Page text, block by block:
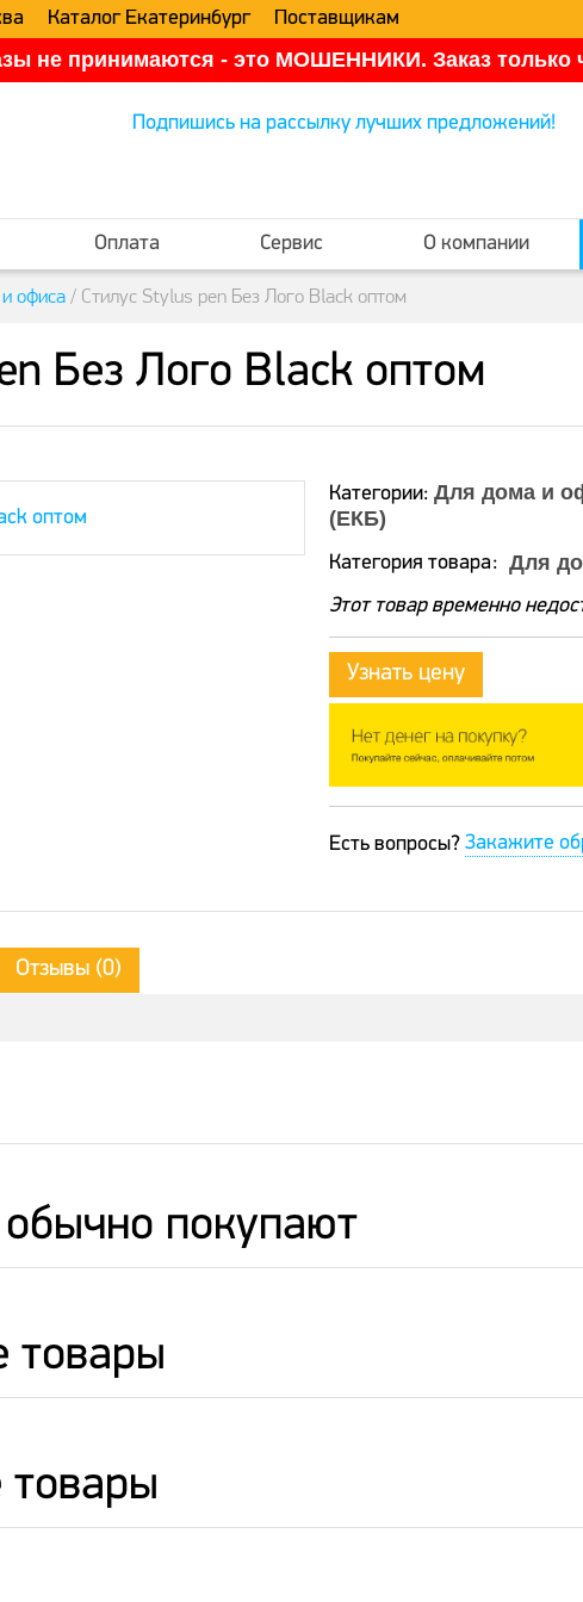
Каталог Екатеринбург Поставщикам
не принимаются - это МОШЕННИКИ. Заказ только
Подпишись на рассылку лучших предложений!
Оплата Сервис О компании
офиса / Стилус Stylus pen Без Лого Black оптом
Без Лого Black оптом
Категории: Для дома и
(ЕКБ)
Категория товара Для
Этот товар временно
Узнать цену
Есть вопросы? Закажите
Отзывы (0)
покупают
товары
товары